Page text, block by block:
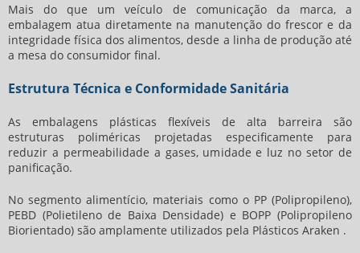
Mais do que um veículo de comunicação da marca, a
embalagem atua diretamente na manutenção do frescor e da
integridade física dos alimentos, desde a linha de produção até
a mesa do consumidor final.
Estrutura Técnica e Conformidade Sanitária
As embalagens plásticas flexíveis de alta barreira são
estruturas poliméricas projetadas especificamente para
reduzir a permeabilidade a gases, umidade e luz no setor de
panificação.
No segmento alimentício, materiais como o PP (Polipropileno),
PEBD (Polietileno de Baixa Densidade) e BOPP (Polipropileno
Biorientado) são amplamente utilizados pela Plásticos Araken .